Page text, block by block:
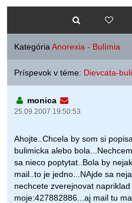
Kategória Anorexia - Bulímia
Príspevok v téme: Dievcata-
monica
25.09.2007 19:50:53
Ahojte..Chcela by som si
bulimicka alebo
sa nieco poptytat..Bola by
mail..to je jedno...NAjde sa
nechcete zverejnovat
moje:427882886...aj mail tu